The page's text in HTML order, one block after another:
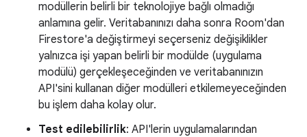
modüllerin belirli bir teknolojiye bağlı olmadığı
anlamına gelir. Veritabanınızı daha sonra Room'dan
Firestore'a değiştirmeyi seçerseniz değişiklikler
yalnızca işi yapan belirli bir modülde (uygulama
modülü) gerçekleşeceğinden ve veritabanınızın
API'sini kullanan diğer modülleri etkilemeyeceğinden
bu işlem daha kolay olur.
Test edilebilirlik: API'lerin uygulamalarından